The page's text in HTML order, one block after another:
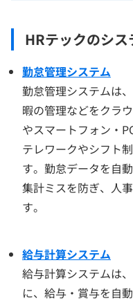
HRテックのシス
勤怠管理システム
勤怠管理システムは
暇の管理などをクラ
やスマートフォン・
テレワークやシフト
す。勤怠データを自
集計ミスを防ぎ、人
す。
給与計算システム
給与計算システムは
に、給与・賞与を自